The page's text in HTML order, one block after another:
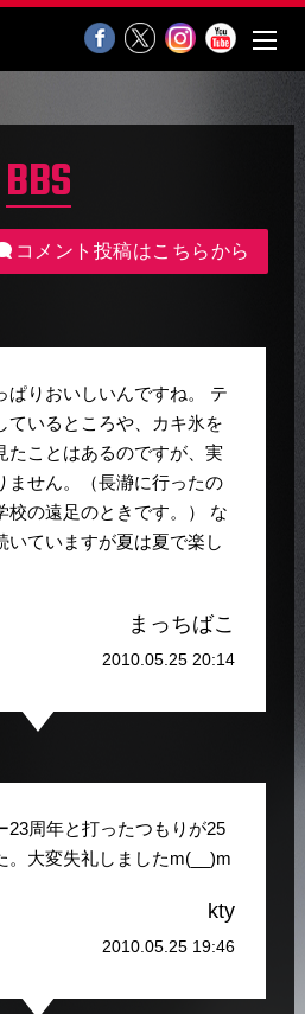
BBS
コメント投稿はこちらから
まっちばこ
2010.05.25 20:14
ぱりおいしいんですね。 テ
ているところや、カキ氷を
たことはあるのですが、実
ません。（長瀞に行ったの
校の遠足のときです。） な
いていますが夏は夏で楽し
kty
2010.05.25 19:46
23周年と打ったつもりが25
。大変失礼しましたm(__)m